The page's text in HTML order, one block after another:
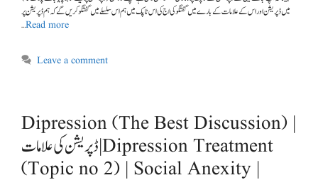
میں ڈپریشن اور اس کے علامات کے بارے میں گفتگو کی اج کی اس ٹاپک میں ہم اس سلسلے میں گفتگو کریں گے کہ ہم ڈپریشن پر
…Read more
Leave a comment
Dipression (The Best Discussion) |
ڈپریشن کی علامات | Dipression Treatment
(Topic no 2) | Social Anexity |